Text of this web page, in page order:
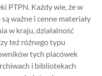
PTPN. Każdy wie, że w
ważne i cenne materiały
w kraju, działalność
też różnego typu
tych placówek
i bibliotekach